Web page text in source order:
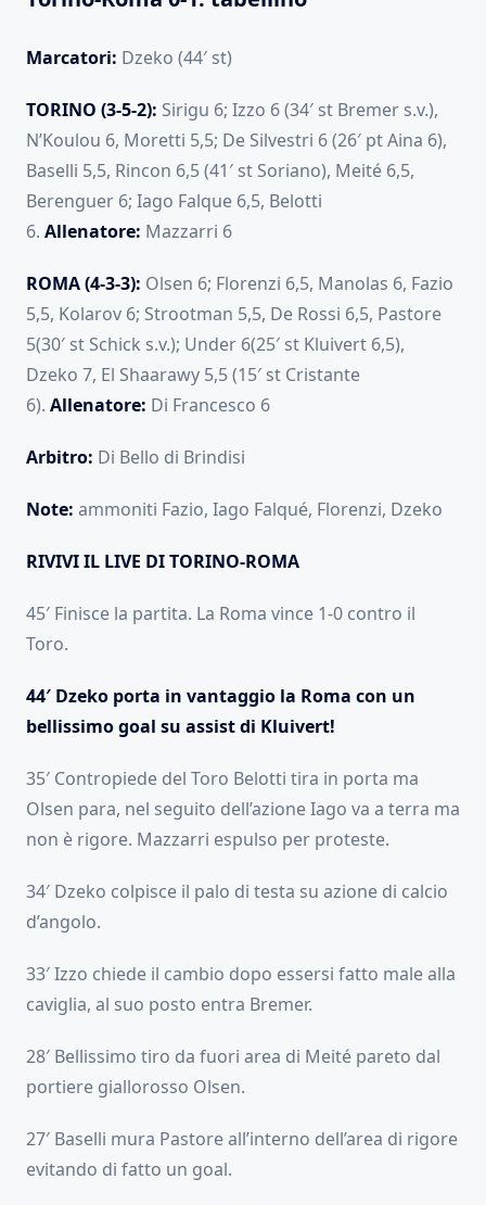
Marcatori: Dzeko (44′ st)
TORINO (3-5-2): Sirigu 6; Izzo 6 (34′ st Bremer s.v.),
N’Koulou 6, Moretti 5,5; De Silvestri 6 (26′ pt Aina 6),
Baselli 5,5, Rincon 6,5 (41′ st Soriano), Meité 6,5,
Berenguer 6; Iago Falque 6,5, Belotti
6. Allenatore: Mazzarri 6
ROMA (4-3-3): Olsen 6; Florenzi 6,5, Manolas 6, Fazio
5,5, Kolarov 6; Strootman 5,5, De Rossi 6,5, Pastore
5(30′ st Schick s.v.); Under 6(25′ st Kluivert 6,5),
Dzeko 7, El Shaarawy 5,5 (15′ st Cristante
6). Allenatore: Di Francesco 6
Arbitro: Di Bello di Brindisi
Note: ammoniti Fazio, Iago Falqué, Florenzi, Dzeko
RIVIVI IL LIVE DI TORINO-ROMA
45′ Finisce la partita. La Roma vince 1-0 contro il
Toro.
44′ Dzeko porta in vantaggio la Roma con un
bellissimo goal su assist di Kluivert!
35′ Contropiede del Toro Belotti tira in porta ma
Olsen para, nel seguito dell’azione Iago va a terra ma
non è rigore. Mazzarri espulso per proteste.
34′ Dzeko colpisce il palo di testa su azione di calcio
d’angolo.
33′ Izzo chiede il cambio dopo essersi fatto male alla
caviglia, al suo posto entra Bremer.
28′ Bellissimo tiro da fuori area di Meité pareto dal
portiere giallorosso Olsen.
27′ Baselli mura Pastore all’interno dell’area di rigore
evitando di fatto un goal.